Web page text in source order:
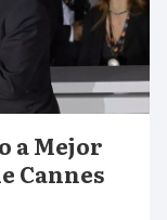
a Mejor
Cannes